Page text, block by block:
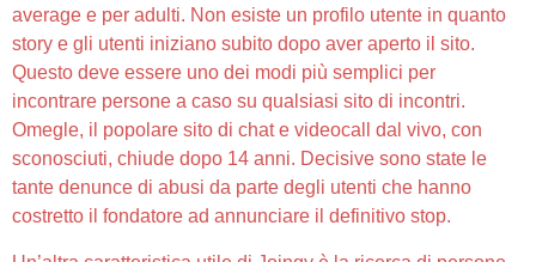
average e per adulti. Non esiste un profilo utente in quanto
story e gli utenti iniziano subito dopo aver aperto il sito.
Questo deve essere uno dei modi più semplici per
incontrare persone a caso su qualsiasi sito di incontri.
Omegle, il popolare sito di chat e videocall dal vivo, con
sconosciuti, chiude dopo 14 anni. Decisive sono state le
tante denunce di abusi da parte degli utenti che hanno
costretto il fondatore ad annunciare il definitivo stop.